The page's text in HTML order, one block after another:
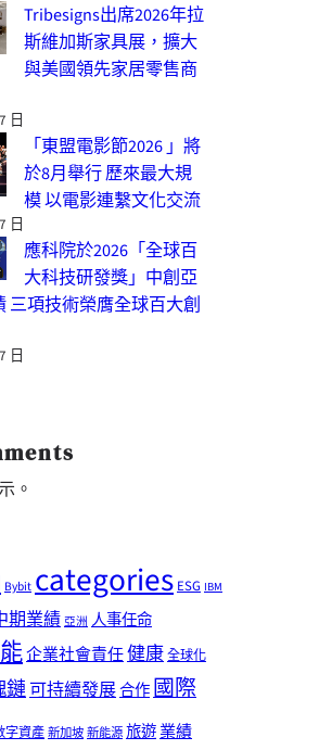
Tribesigns出席2026年拉
斯維加斯家具展，擴大
與美國領先家居零售商
日
「東盟電影節2026 」將
於8月舉行 歷來最大規
模 以電影連繫文化交流
日
應科院於2026「全球百
大科技研發獎」中創亞
三項技術榮膺全球百大創
日
。
Bybitcategories ESG IBM
期業績 亞洲 人事任命
企業社會責任健康全球化
鏈可持續發展合作國際
字資產新加坡新能源旅遊業績